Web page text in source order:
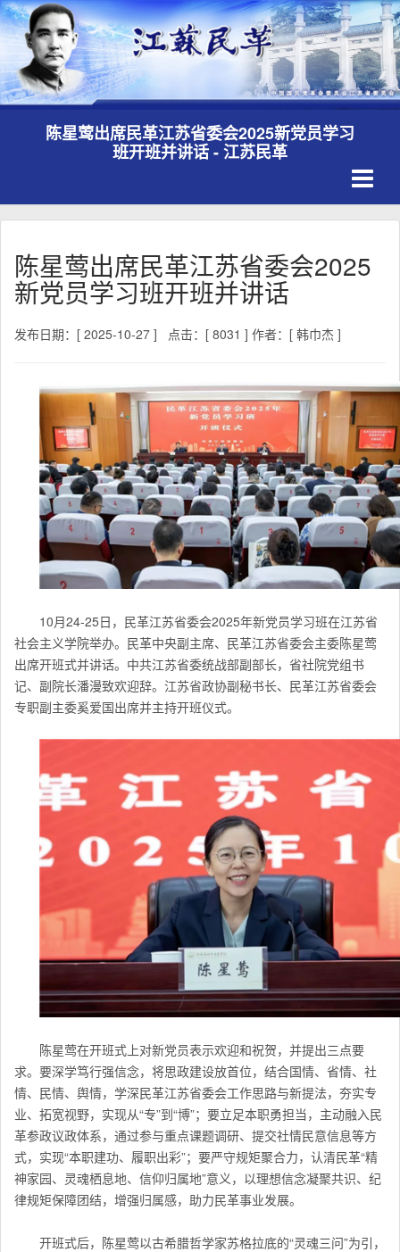
陈星莺出席民革江苏省委会2025新党员学习
班开班并讲话 - 江苏民革
陈星莺出席民革江苏省委会2025
新党员学习班开班并讲话
发布日期：[ 2025-10-27 ] 点击：[ 8031 ] 作者：[ 韩巾杰 ]
10月24-25日，民革江苏省委会2025年新党员学习班在江苏省
社会主义学院举办。民革中央副主席、民革江苏省委会主委陈星莺
出席开班式并讲话。中共江苏省委统战部副部长，省社院党组书
记、副院长潘漫致欢迎辞。江苏省政协副秘书长、民革江苏省委会
专职副主委奚爱国出席并主持开班仪式。
陈星莺在开班式上对新党员表示欢迎和祝贺，并提出三点要
求。要深学笃行强信念，将思政建设放首位，结合国情、省情、社
情、民情、舆情，学深民革江苏省委会工作思路与新提法，夯实专
业、拓宽视野，实现从“专”到“博”；要立足本职勇担当，主动融入民
革参政议政体系，通过参与重点课题调研、提交社情民意信息等方
式，实现“本职建功、履职出彩”；要严守规矩聚合力，认清民革“精
神家园、灵魂栖息地、信仰归属地”意义，以理想信念凝聚共识、纪
律规矩保障团结，增强归属感，助力民革事业发展。
开班式后，陈星莺以古希腊哲学家苏格拉底的“灵魂三问”为引，